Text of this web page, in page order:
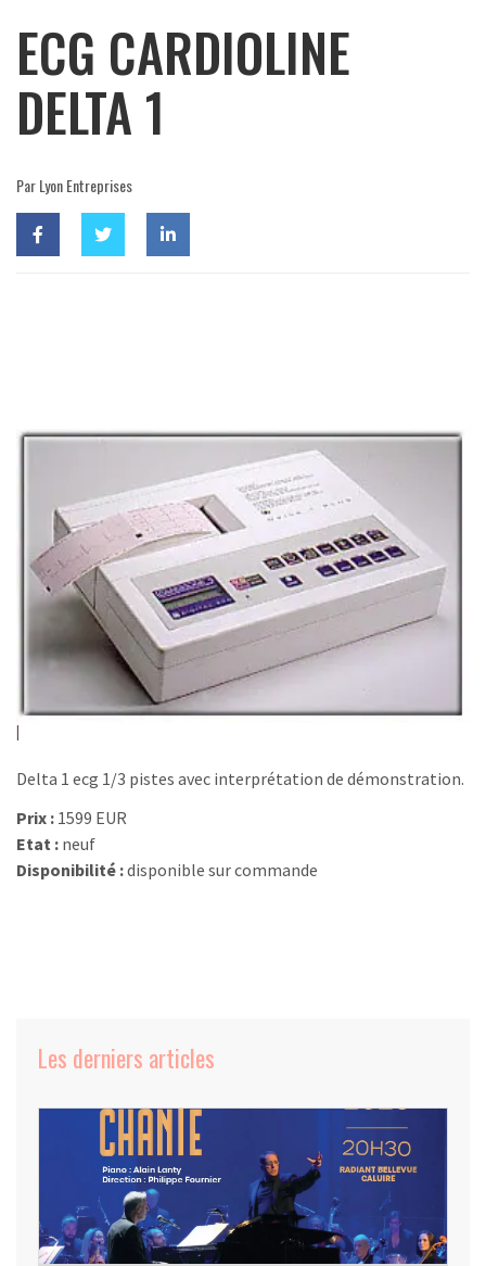
ECG CARDIOLINE
DELTA 1
Par Lyon Entreprises
Delta 1 ecg 1/3 pistes avec interprétation de démonstration.
Prix : 1599 EUR
Etat : neuf
Disponibilité :disponible sur commande
Les derniers articles